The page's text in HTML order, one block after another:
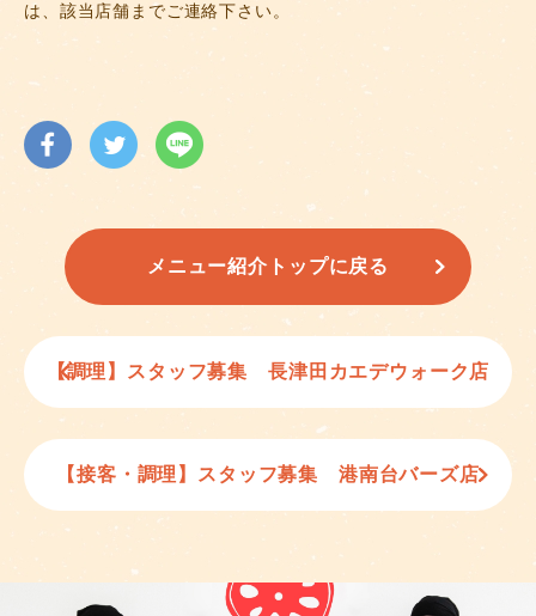
は、該当店舗までご連絡下さい。
メニュー紹介トップに戻る
【調理】スタッフ募集 長津田カエデウォーク店
【接客・調理】スタッフ募集 港南台バーズ店